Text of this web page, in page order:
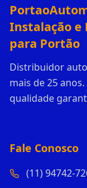
Instalação e
para Portão
Distribuidor
mais de 25
qualidade
Fale Conosco
(11) 94742-